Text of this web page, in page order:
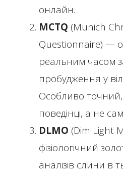
онлайн.
MCTQ (Munich
Questionnaire) —
реальним часом
пробудження у
Особливо
поведінці, а не
DLMO (Dim Light
фізіологічний
аналізів слини в